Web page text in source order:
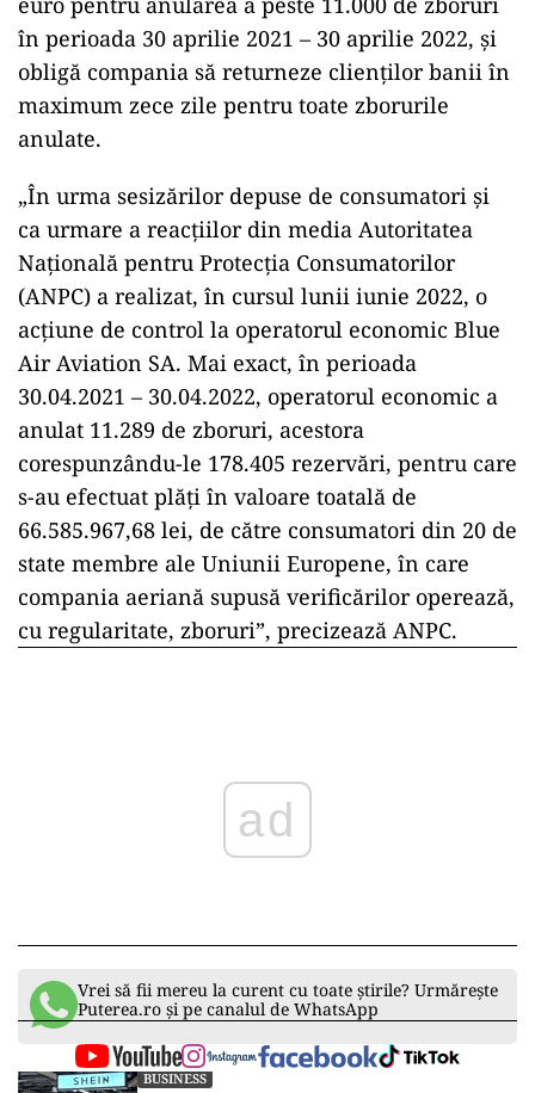
în perioada 30 aprilie 2021 – 30 aprilie 2022, şi
obligă compania să returneze clienţilor banii în
maximum zece zile pentru toate zborurile
anulate.
„În urma sesizărilor depuse de consumatori şi
ca urmare a reacţiilor din media Autoritatea
Naţională pentru Protecţia Consumatorilor
(ANPC) a realizat, în cursul lunii iunie 2022, o
acţiune de control la operatorul economic Blue
Air Aviation SA. Mai exact, în perioada
30.04.2021 – 30.04.2022, operatorul economic a
anulat 11.289 de zboruri, acestora
corespunzându-le 178.405 rezervări, pentru care
s-au efectuat plăţi în valoare toatală de
66.585.967,68 lei, de către consumatori din 20 de
state membre ale Uniunii Europene, în care
compania aeriană supusă verificărilor operează,
cu regularitate, zboruri”, precizează ANPC.
ad
Vrei să fii mereu la curent cu toate știrile? Urmărește
Puterea.ro și pe canalul de WhatsApp
BUSINESS